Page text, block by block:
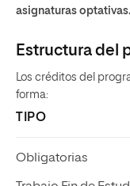
asignaturas optativas.
Estructura del
Los créditos del
forma:
TIPO
Obligatorias